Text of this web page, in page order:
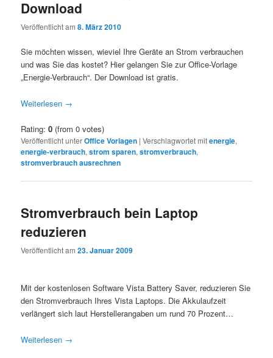
Download
Veröffentlicht am8. März 2010
Sie möchten wissen, wieviel Ihre Geräte an Strom verbrauchen
und was Sie das kostet? Hier gelangen Sie zur Office-Vorlage
„Energie-Verbrauch“. Der Download ist gratis.
Weiterlesen →
Rating:0 (from 0 votes)
Veröffentlicht unterOffice Vorlagen |Verschlagwortet mitenergie,
energie-verbrauch,strom sparen,stromverbrauch,
stromverbrauch ausrechnen
Stromverbrauch bein Laptop
reduzieren
Veröffentlicht am23. Januar 2009
Mit der kostenlosen Software Vista Battery Saver, reduzieren Sie
den Stromverbrauch Ihres Vista Laptops. Die Akkulaufzeit
verlängert sich laut Herstellerangaben um rund 70 Prozent…
Weiterlesen →